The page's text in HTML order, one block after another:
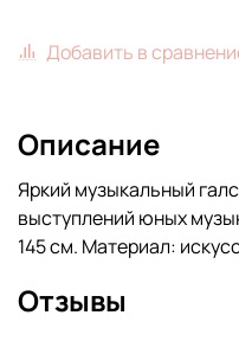
Добавить в
Описание
Яркий музыкальный
выступлений юных
145 см. Материал:
Отзывы